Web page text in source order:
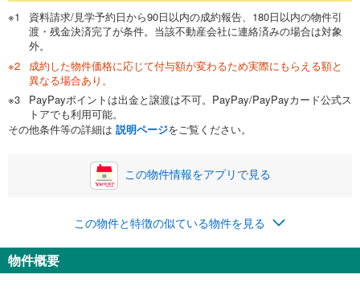
資料請求/見学予約日から90日以内の成約報告、180日以内の物件引
渡・残金決済完了が条件。当該不動産会社に連絡済みの場合は対象
外。
成約した物件価格に応じて付与額が変わるため実際にもらえる額と
異なる場合あり。
PayPayポイントは出金と譲渡は不可。PayPay/PayPayカード公式ス
トアでも利用可能。
その他条件等の詳細は 説明ページをご覧ください。
この物件情報をアプリで見る
この物件と特徴の似ている物件を見る
物件概要